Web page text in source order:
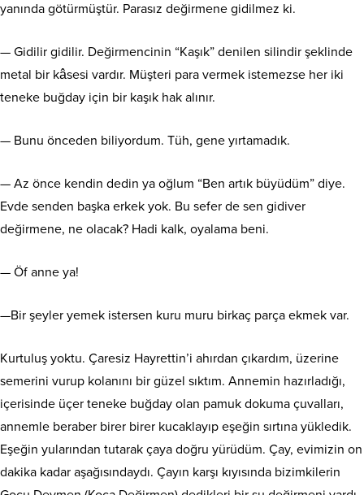
yanında götürmüştür. Parasız değirmene gidilmez ki.
— Gidilir gidilir. Değirmencinin “Kaşık” denilen silindir şeklinde
metal bir kâsesi vardır. Müşteri para vermek istemezse her iki
teneke buğday için bir kaşık hak alınır.
— Bunu önceden biliyordum. Tüh, gene yırtamadık.
— Az önce kendin dedin ya oğlum “Ben artık büyüdüm” diye.
Evde senden başka erkek yok. Bu sefer de sen gidiver
değirmene, ne olacak? Hadi kalk, oyalama beni.
— Öf anne ya!
—Bir şeyler yemek istersen kuru muru birkaç parça ekmek var.
Kurtuluş yoktu. Çaresiz Hayrettin’i ahırdan çıkardım, üzerine
semerini vurup kolanını bir güzel sıktım. Annemin hazırladığı,
içerisinde üçer teneke buğday olan pamuk dokuma çuvalları,
annemle beraber birer birer kucaklayıp eşeğin sırtına yükledik.
Eşeğin yularından tutarak çaya doğru yürüdüm. Çay, evimizin on
dakika kadar aşağısındaydı. Çayın karşı kıyısında bizimkilerin